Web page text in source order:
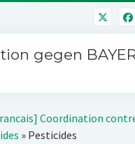
gegen
Coordination
» Pesticides